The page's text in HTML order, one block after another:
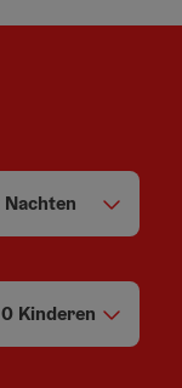
Nachten
0 Kinderen